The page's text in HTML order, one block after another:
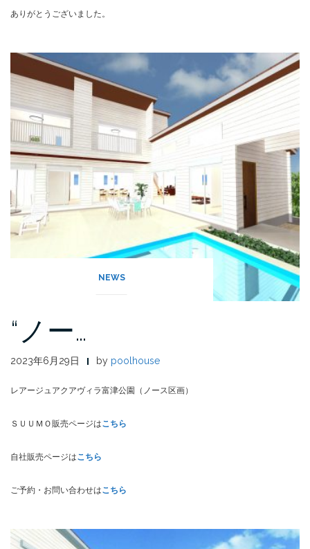
ありがとうございました。
NEWS
“ノー…
2023年6月29日 by poolhouse
レアージュアクアヴィラ富津公園（ノース区画）
ＳＵＵＭＯ販売ページはこちら
自社販売ページはこちら
ご予約・お問い合わせはこちら